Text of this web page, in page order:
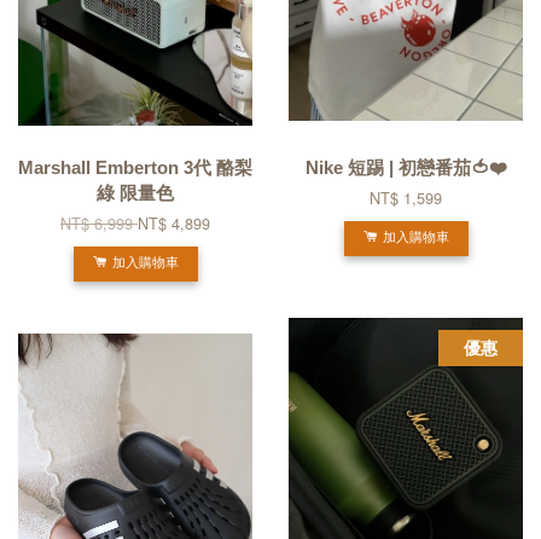
Marshall Emberton 3代 酪梨
綠 限量色
NT$ 6,999NT$ 4,899
加入購物車
Nike 短踢 | 初戀番茄🍅❤️
NT$ 1,599
加入購物車
優惠